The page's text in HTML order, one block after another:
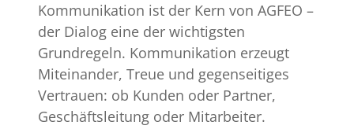
Kommunikation ist der Kern von AGFEO –
der Dialog eine der wichtigsten
Grundregeln. Kommunikation erzeugt
Miteinander, Treue und gegenseitiges
Vertrauen: ob Kunden oder Partner,
Geschäftsleitung oder Mitarbeiter.